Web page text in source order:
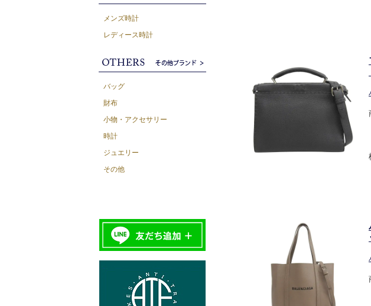
メンズ時計
レディース時計
バッグ
財布
小物・アクセサリー
時計
ジュエリー
その他